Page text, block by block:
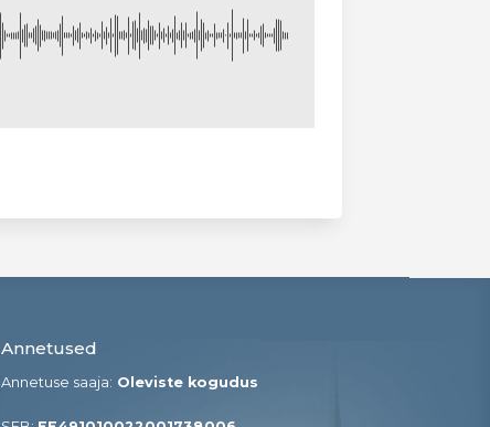
Annetused
Annetuse saaja: Oleviste kogudus